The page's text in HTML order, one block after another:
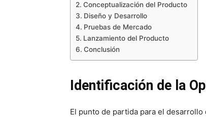
Conceptualización del Producto
Diseño y Desarrollo
Pruebas de Mercado
Lanzamiento del Producto
Conclusión
Identificación de la
El punto de partida para el